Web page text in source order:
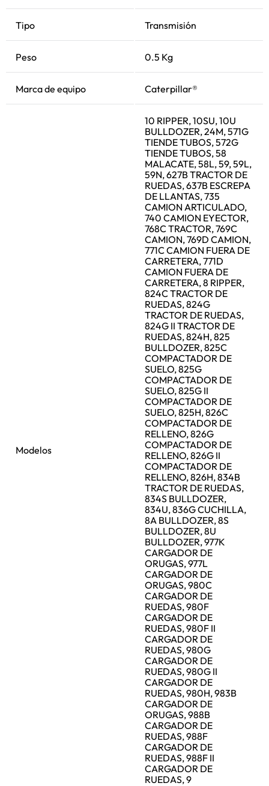
Tipo Transmisión
Peso 0.5 Kg
Marca de equipo Caterpillar®
Modelos
10 RIPPER, 10SU, 10U
BULLDOZER, 24M, 571G
TIENDE TUBOS, 572G
TIENDE TUBOS, 58
MALACATE, 58L, 59, 59L,
59N, 627B TRACTOR DE
RUEDAS, 637B ESCREPA
DE LLANTAS, 735
CAMION ARTICULADO,
740 CAMION EYECTOR,
768C TRACTOR, 769C
CAMION, 769D CAMION,
771C CAMION FUERA DE
CARRETERA, 771D
CAMION FUERA DE
CARRETERA, 8 RIPPER,
824C TRACTOR DE
RUEDAS, 824G
TRACTOR DE RUEDAS,
824G II TRACTOR DE
RUEDAS, 824H, 825
BULLDOZER, 825C
COMPACTADOR DE
SUELO, 825G
COMPACTADOR DE
SUELO, 825G II
COMPACTADOR DE
SUELO, 825H, 826C
COMPACTADOR DE
RELLENO, 826G
COMPACTADOR DE
RELLENO, 826G II
COMPACTADOR DE
RELLENO, 826H, 834B
TRACTOR DE RUEDAS,
834S BULLDOZER,
834U, 836G CUCHILLA,
8A BULLDOZER, 8S
BULLDOZER, 8U
BULLDOZER, 977K
CARGADOR DE
ORUGAS, 977L
CARGADOR DE
ORUGAS, 980C
CARGADOR DE
RUEDAS, 980F
CARGADOR DE
RUEDAS, 980F II
CARGADOR DE
RUEDAS, 980G
CARGADOR DE
RUEDAS, 980G II
CARGADOR DE
RUEDAS, 980H, 983B
CARGADOR DE
ORUGAS, 988B
CARGADOR DE
RUEDAS, 988F
CARGADOR DE
RUEDAS, 988F II
CARGADOR DE
RUEDAS, 9